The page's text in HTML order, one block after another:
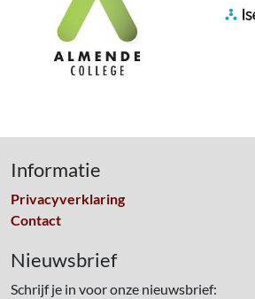
Informatie
Privacyverklaring
Contact
Nieuwsbrief
Schrijf je in voor onze nieuwsbrief: